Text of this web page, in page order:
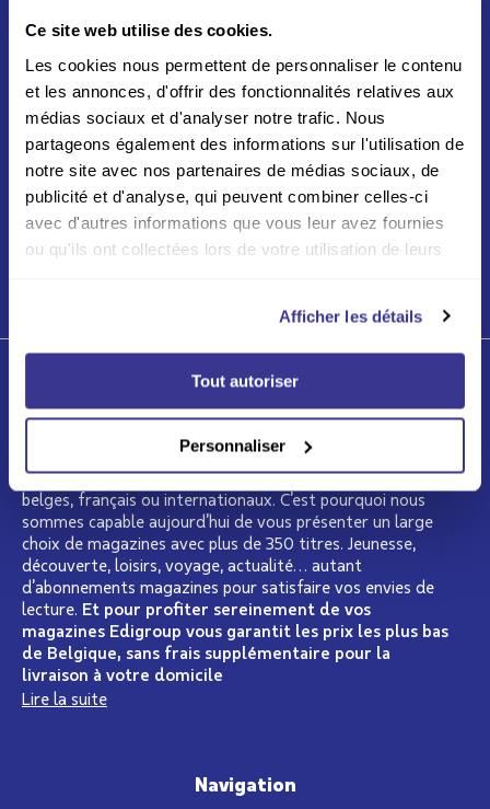
Ce site web utilise des cookies.
Les cookies nous permettent de personnaliser le contenu
et les annonces, d'offrir des fonctionnalités relatives aux
médias sociaux et d'analyser notre trafic. Nous
partageons également des informations sur l'utilisation de
notre site avec nos partenaires de médias sociaux, de
publicité et d'analyse, qui peuvent combiner celles-ci
avec d'autres informations que vous leur avez fournies
ou qu'ils ont collectées lors de votre utilisation de leurs
Afficher les détails
Tout autoriser
Personnaliser
Né du partenariat entre La Poste et Swiss Post en
2012, Asendia s'appuie sur un réseau mondial vers
plus de 200 destinations aux quatres coins du
monde
Qui sommes-nous ?
spécialiste de la presse en Belgique. Nous regroupons
dans notre catalogue les plus grands éditeurs de presse
belges, français ou internationaux. C’est pourquoi nous
sommes capable aujourd’hui de vous présenter un large
choix de magazines avec plus de 350 titres. Jeunesse,
découverte, loisirs, voyage, actualité… autant
d’abonnements magazines pour satisfaire vos envies de
lecture. Et pour profiter sereinement de vos
magazines Edigroup vous garantit les prix les plus bas
de Belgique, sans frais supplémentaire pour la
livraison à votre domicile
Lire la suite
Navigation